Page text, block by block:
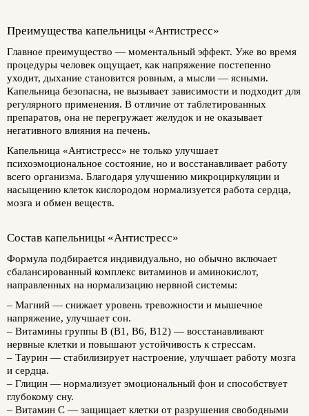
Преимущества капельницы «Антистресс»
Главное преимущество — моментальный эффект. Уже во время
процедуры человек ощущает, как напряжение постепенно
уходит, дыхание становится ровным, а мысли — ясными.
Капельница безопасна, не вызывает зависимости и подходит для
регулярного применения. В отличие от таблетированных
препаратов, она не перегружает желудок и не оказывает
негативного влияния на печень.
Капельница «Антистресс» не только улучшает
психоэмоциональное состояние, но и восстанавливает работу
всего организма. Благодаря улучшению микроциркуляции и
насыщению клеток кислородом нормализуется работа сердца,
мозга и обмен веществ.
Состав капельницы «Антистресс»
Формула подбирается индивидуально, но обычно включает
сбалансированный комплекс витаминов и аминокислот,
направленных на нормализацию нервной системы:
– Магний — снижает уровень тревожности и мышечное
напряжение, улучшает сон.
– Витамины группы B (B1, B6, B12) — восстанавливают
нервные клетки и повышают устойчивость к стрессам.
– Таурин — стабилизирует настроение, улучшает работу мозга
и сердца.
– Глицин — нормализует эмоциональный фон и способствует
глубокому сну.
– Витамин C — защищает клетки от разрушения свободными